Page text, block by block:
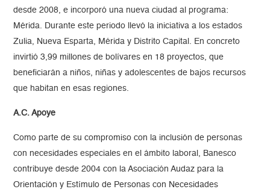
desde 2008, e incorporó una nueva ciudad al programa:
Mérida. Durante este periodo llevó la iniciativa a los estados
Zulia, Nueva Esparta, Mérida y Distrito Capital. En concreto
invirtió 3,99 millones de bolívares en 18 proyectos, que
beneficiarán a niños, niñas y adolescentes de bajos recursos
que habitan en esas regiones.
A.C. Apoye
Como parte de su compromiso con la inclusión de personas
con necesidades especiales en el ámbito laboral, Banesco
contribuye desde 2004 con la Asociación Audaz para la
Orientación y Estímulo de Personas con Necesidades